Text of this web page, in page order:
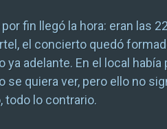
por fin llegó la hora: eran las
el concierto quedó
ya adelante. En el local
se quiera ver, pero ello no
todo lo contrario.